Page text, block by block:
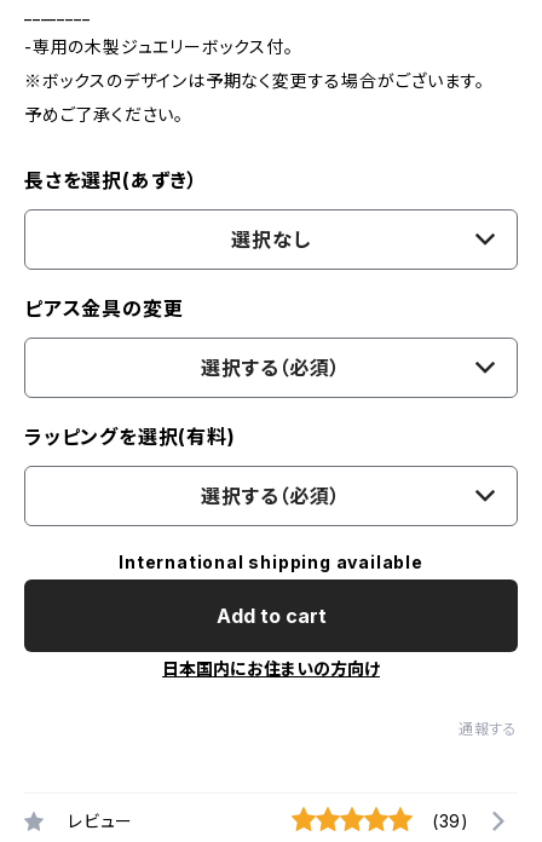
-専用の木製ジュエリーボックス付。
※ボックスのデザインは予期なく変更する場合がございます。
予めご了承ください。
長さを選択(あずき）
選択なし
ピアス金具の変更
選択する（必須）
ラッピングを選択(有料)
選択する（必須）
International shipping available
Add to cart
日本国内にお住まいの方向け
通報する
レビュー (39)